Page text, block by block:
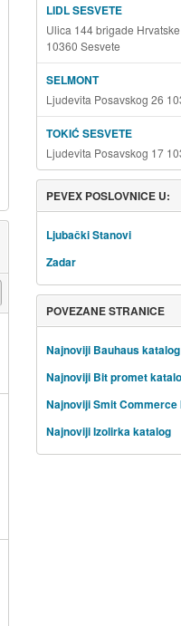
LIDL SESVETE
Ulica 144 brigade
10360 Sesvete
SELMONT
Ljudevita Posavskog 26
TOKIĆ SESVETE
Ljudevita Posavskog 17
PEVEX POSLOVNICE U:
Ljubački Stanovi
Zadar
POVEZANE STRANICE
Najnoviji Bauhaus katalog
Najnoviji Bit promet
Najnoviji Smit Commerce
Najnoviji Izolirka katalog